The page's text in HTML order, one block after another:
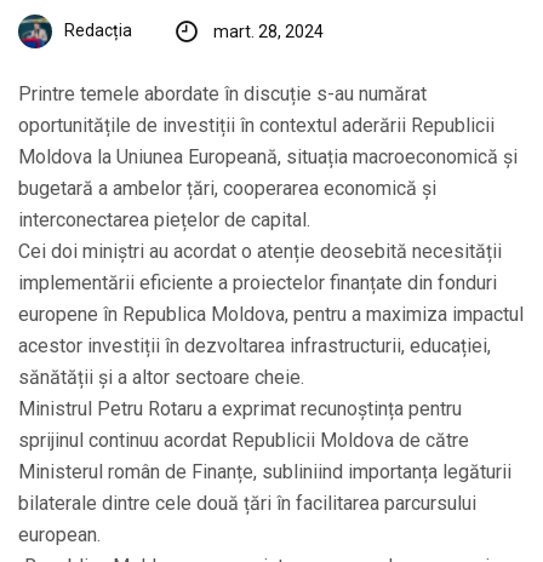
Redacția mart. 28, 2024
Printre temele abordate în discuție s-au numărat
oportunitățile de investiții în contextul aderării Republicii
Moldova la Uniunea Europeană, situația macroeconomică și
bugetară a ambelor țări, cooperarea economică și
interconectarea piețelor de capital.
Cei doi miniștri au acordat o atenție deosebită necesității
implementării eficiente a proiectelor finanțate din fonduri
europene în Republica Moldova, pentru a maximiza impactul
acestor investiții în dezvoltarea infrastructurii, educației,
sănătății și a altor sectoare cheie.
Ministrul
Petru Rotaru a exprimat recunoștința pentru
sprijinul continuu acordat Republicii Moldova de către
Ministerul român de Finanțe, subliniind importanța legăturii
bilaterale dintre cele două țări în facilitarea parcursului
european.